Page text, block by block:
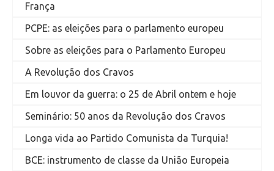
França
PCPE: as eleições para o parlamento europeu
Sobre as eleições para o Parlamento Europeu
A Revolução dos Cravos
Em louvor da guerra: o 25 de Abril ontem e hoje
Seminário: 50 anos da Revolução dos Cravos
Longa vida ao Partido Comunista da Turquia!
BCE: instrumento de classe da União Europeia